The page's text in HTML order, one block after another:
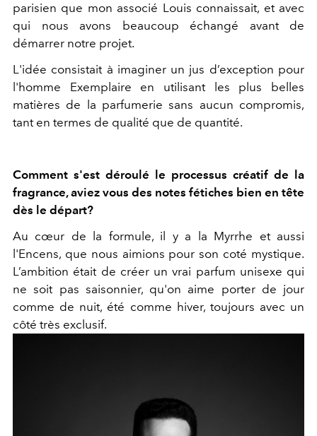
parisien que mon associé Louis connaissait, et avec
qui nous avons beaucoup échangé avant de
démarrer notre projet.
L'idée consistait à imaginer un jus d’exception pour
l'homme Exemplaire en utilisant les plus belles
matières de la parfumerie sans aucun compromis,
tant en termes de qualité que de quantité.
Comment s'est déroulé le processus créatif de la
fragrance, aviez vous des notes fétiches bien en tête
dès le départ?
Au cœur de la formule, il y a la Myrrhe et aussi
l'Encens, que nous aimions pour son coté mystique.
L’ambition était de créer un vrai parfum unisexe qui
ne soit pas saisonnier, qu'on aime porter de jour
comme de nuit, été comme hiver, toujours avec un
côté très exclusif.